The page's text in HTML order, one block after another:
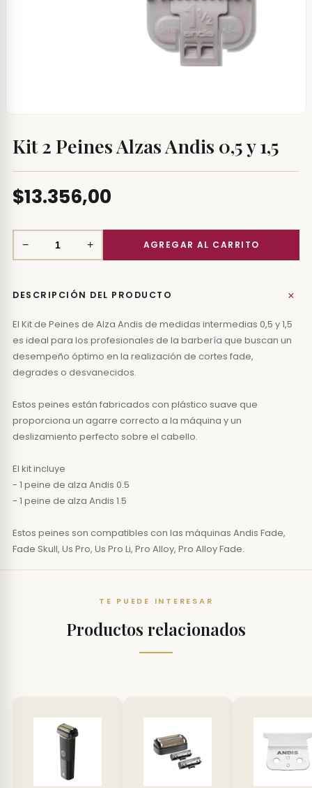
Kit 2 Peines Alzas Andis 0,5 y 1,5
$13.356,00
− +
DESCRIPCIÓN DEL PRODUCTO +
El Kit de Peines de Alza Andis de medidas intermedias 0,5 y 1,5
es ideal para los profesionales de la barbería que buscan un
desempeño óptimo en la realización de cortes fade,
degrades o desvanecidos.
Estos peines están fabricados con plástico suave que
proporciona un agarre correcto a la máquina y un
deslizamiento perfecto sobre el cabello.
El kit incluye
- 1 peine de alza Andis 0.5
- 1 peine de alza Andis 1.5
Estos peines son compatibles con las máquinas Andis Fade,
Fade Skull, Us Pro, Us Pro Li, Pro Alloy, Pro Alloy Fade.
TE PUEDE INTERESAR
Productos relacionados